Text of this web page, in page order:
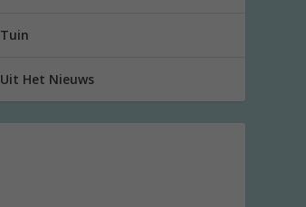
Tuin
Uit Het Nieuws